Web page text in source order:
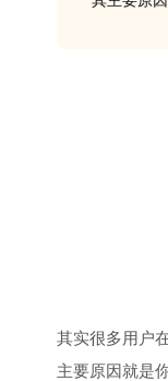
其实很多用户
主要原因就是